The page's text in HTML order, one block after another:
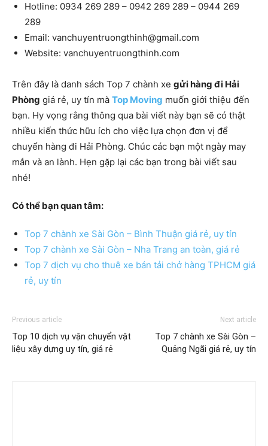
Hotline: 0934 269 289 – 0942 269 289 – 0944 269
289
Email: vanchuyentruongthinh@gmail.com
Website: vanchuyentruongthinh.com
Trên đây là danh sách Top 7 chành xe gửi hàng đi Hải
Phòng giá rẻ, uy tín mà Top Moving muốn giới thiệu đến
bạn. Hy vọng rằng thông qua bài viết này bạn sẽ có thật
nhiều kiến thức hữu ích cho việc lựa chọn đơn vị để
chuyển hàng đi Hải Phòng. Chúc các bạn một ngày may
mắn và an lành. Hẹn gặp lại các bạn trong bài viết sau
nhé!
Có thể bạn quan tâm:
Top 7 chành xe Sài Gòn – Bình Thuận giá rẻ, uy tín
Top 7 chành xe Sài Gòn – Nha Trang an toàn, giá rẻ
Top 7 dịch vụ cho thuê xe bán tải chở hàng TPHCM giá
rẻ, uy tín
Previous article
Top 10 dịch vụ vận chuyển vật
liệu xây dựng uy tín, giá rẻ
Next article
Top 7 chành xe Sài Gòn –
Quảng Ngãi giá rẻ, uy tín